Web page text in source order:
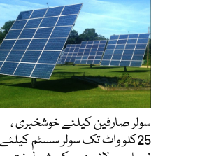
سولر صارفین کیلئے خوشخبری ،
25کلو واٹ تک سولر سسٹم کیلئے